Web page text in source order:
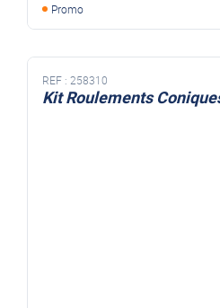
Promo
REF : 258310
Kit Roulements